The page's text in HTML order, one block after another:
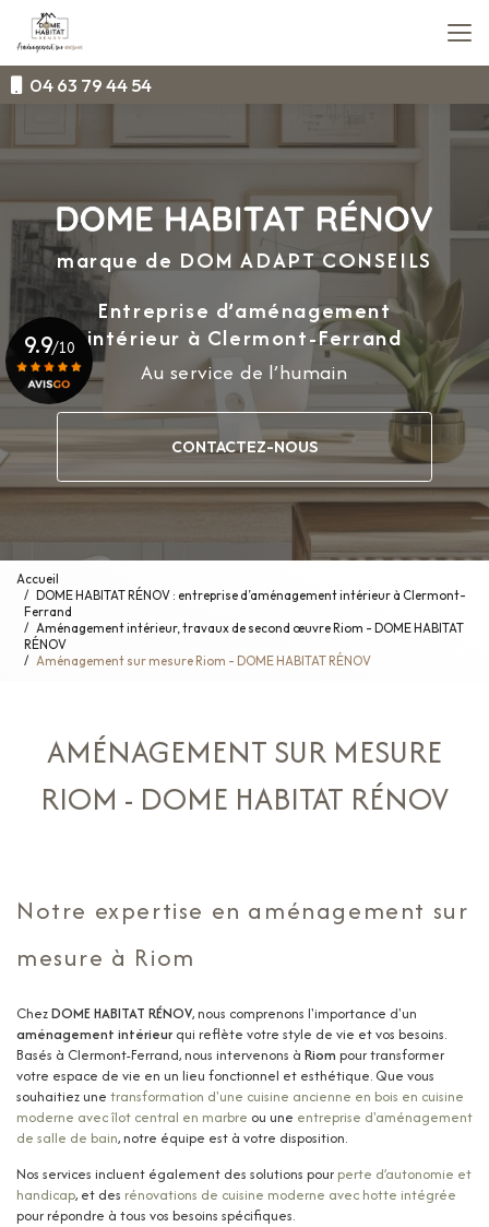
contenu
principal
04 63 79 44 54
marque de DOM ADAPT CONSEILS
Entreprise d’aménagement
intérieur à Clermont-Ferrand
Au service de l’humain
CONTACTEZ-NOUS
9.9/10
Voir le certificat
Accueil
DOME HABITAT RÉNOV : entreprise d’aménagement intérieur à Clermont-
Ferrand
Aménagement intérieur, travaux de second œuvre Riom - DOME HABITAT
RÉNOV
Aménagement sur mesure Riom - DOME HABITAT RÉNOV
AMÉNAGEMENT SUR MESURE
RIOM - DOME HABITAT RÉNOV
Notre expertise en aménagement sur
mesure à Riom
ChezDOME HABITAT RÉNOV, nous comprenons l'importance d'un
aménagement intérieur qui reflète votre style de vie et vos besoins.
Basés à Clermont-Ferrand, nous intervenons à Riom pour transformer
votre espace de vie en un lieu fonctionnel et esthétique. Que vous
souhaitiez une transformation d'une cuisine ancienne en bois en cuisine
moderne avec îlot central en marbre ou une entreprise d'aménagement
de salle de bain, notre équipe est à votre disposition.
Nos services incluent également des solutions pour perte d’autonomie et
handicap, et des rénovations de cuisine moderne avec hotte intégrée
pour répondre à tous vos besoins spécifiques.